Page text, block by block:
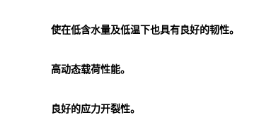
使在低含水量及低温下也具有良好的韧性。
高动态载荷性能。
良好的应力开裂性。